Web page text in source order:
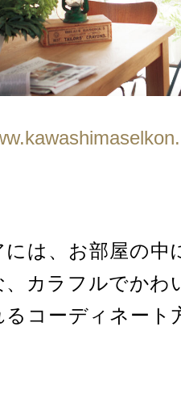
は、お部屋の中
、カラフルでかわ
コーディネート